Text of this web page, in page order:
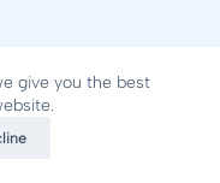
give you the best